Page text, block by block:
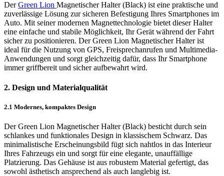
DerGreen Lion Magnetischer Halter (Black) ist eine praktische und
zuverlässige Lösung zur sicheren Befestigung Ihres Smartphones im
Auto. Mit seiner modernen Magnettechnologie bietet dieser Halter
eine einfache und stabile Möglichkeit, Ihr Gerät während der Fahrt
sicher zu positionieren. Der Green Lion Magnetischer Halter ist
ideal für die Nutzung von GPS, Freisprechanrufen und Multimedia-
Anwendungen und sorgt gleichzeitig dafür, dass Ihr Smartphone
immer griffbereit und sicher aufbewahrt wird.
2. Design und Materialqualität
2.1 Modernes, kompaktes Design
Der Green Lion Magnetischer Halter (Black) besticht durch sein
schlankes und funktionales Design in klassischem Schwarz. Das
minimalistische Erscheinungsbild fügt sich nahtlos in das Interieur
Ihres Fahrzeugs ein und sorgt für eine elegante, unauffällige
Platzierung. Das Gehäuse ist aus robustem Material gefertigt, das
sowohl ästhetisch ansprechend als auch langlebig ist.